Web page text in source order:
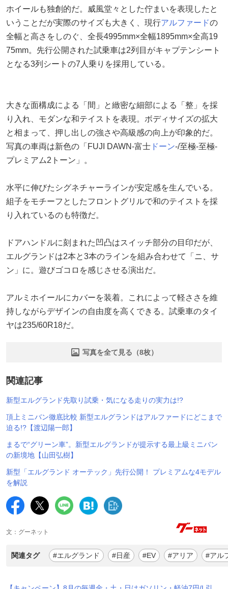
ホイールも独創的だ。威風堂々とした佇まいを表現したと
いうことだが実際のサイズも大きく、現行アルファードの
全幅と高さをしのぐ、全長4995mm×全幅1895mm×全高19
75mm。先行公開された試乗車は2列目がキャプテンシート
となる3列シートの7人乗りを採用している。
大きな面構成による「間」と緻密な細部による「整」を採
り入れ、モダンな和テイストを表現。ボディサイズの拡大
と相まって、押し出しの強さや高級感の向上が印象的だ。
写真の車両は新色の「FUJI DAWN-富士 ドーン-/至極-至極-
プレミアム2トーン」。
水平に伸びたシグネチャーラインが安定感を生んでいる。
組子をモチーフとしたフロントグリルで和のテイストを採
り入れているのも特徴だ。
ドアハンドルに刻まれた凹凸はスイッチ部分の目印だが、
エルグランドは2本と3本のラインを組み合わせて「ニ、サ
ン」に。遊びゴコロを感じさせる演出だ。
アルミホイールにカバーを装着。これによって軽ささを維
持しながらデザインの自由度を高くできる。試乗車のタイ
ヤは235/60R18だ。
写真を全て見る（8枚）
関連記事
新型エルグランド先取り試乗・気になる走りの実力は!?
頂上ミニバン徹底比較 新型エルグランドはアルファードにどこまで
迫る!?【渡辺陽一郎】
まるで“グリーン車”。新型エルグランドが提示する最上級ミニバン
の新境地【山田弘樹】
新型「エルグランド オーテック」先行公開！ プレミアムな4モデル
を解説
文：グーネット
関連タグ #エルグランド #日産 #EV #アリア #アル